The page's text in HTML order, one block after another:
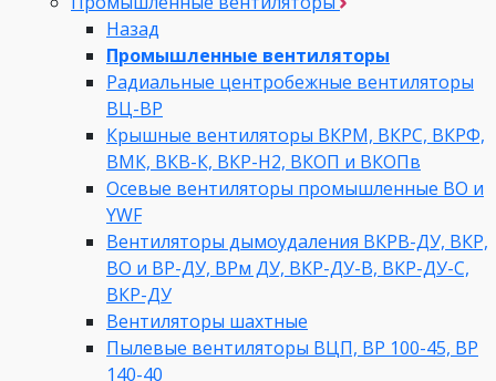
Назад
Промышленные вентиляторы
Радиальные центробежные вентиляторы
ВЦ-ВР
Крышные вентиляторы ВКРМ, ВКРС, ВКРФ,
ВМК, ВКВ-К, ВКР-Н2, ВКОП и ВКОПв
Осевые вентиляторы промышленные ВО и
YWF
Вентиляторы дымоудаления ВКРВ-ДУ, ВКР,
ВО и ВР-ДУ, ВРм ДУ, ВКР-ДУ-В, ВКР-ДУ-С,
ВКР-ДУ
Вентиляторы шахтные
Пылевые вентиляторы ВЦП, ВР 100-45, ВР
140-40